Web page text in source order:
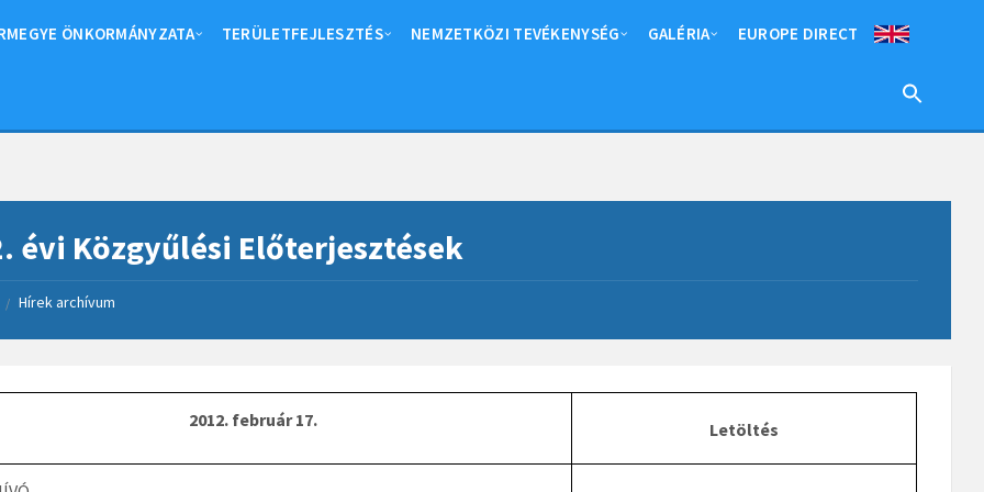
ÖNKORMÁNYZATA TERÜLETFEJLESZTÉS NEMZETKÖZI TEVÉKENYSÉG GALÉRIA EUROPE DIRECT
évi Közgyűlési Előterjesztések
/ Hírek archívum
2012. február 17. Letöltés